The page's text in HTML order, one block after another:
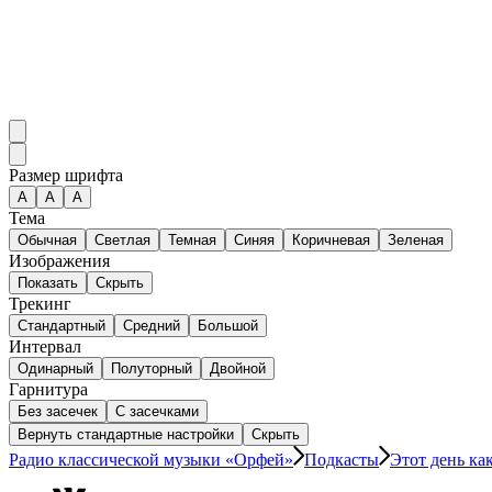
Размер шрифта
А A A
Тема
Обычная Светлая Темная Синяя Коричневая Зеленая
Изображения
Показать Скрыть
Трекинг
Стандартный Средний Большой
Интервал
Одинарный Полуторный Двойной
Гарнитура
Без засечек
С засечками
Вернуть стандартные настройки
Скрыть
Радио классической музыки «Орфей» Подкасты Этот день